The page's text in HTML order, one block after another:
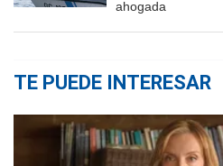
ahogada
TE PUEDE INTERESAR